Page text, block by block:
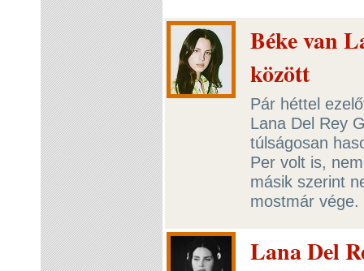
Béke van
között
Pár héttel
Lana Del Rey
túlságosan
Per volt is,
másik szerint
mostmár vége.
Lana Del